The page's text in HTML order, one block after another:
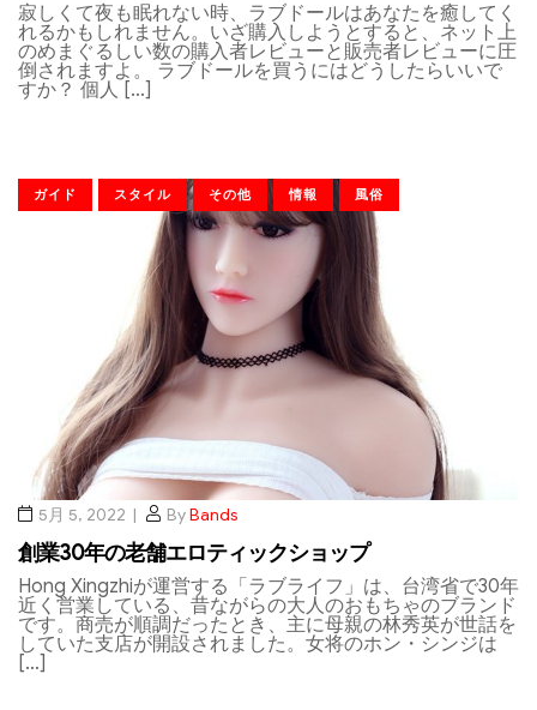
寂しくて夜も眠れない時、ラブドールはあなたを癒してく
れるかもしれません。いざ購入しようとすると、ネット上
のめまぐるしい数の購入者レビューと販売者レビューに圧
倒されますよ。 ラブドールを買うにはどうしたらいいで
すか？ 個人 […]
ガイド スタイル その他 情報 風俗
5月 5, 2022 ByBands
創業30年の老舗エロティックショップ
Hong Xingzhiが運営する「ラブライフ」は、台湾省で30年
近く営業している、昔ながらの大人のおもちゃのブランド
です。商売が順調だったとき、主に母親の林秀英が世話を
していた支店が開設されました。女将のホン・シンジは
[…]